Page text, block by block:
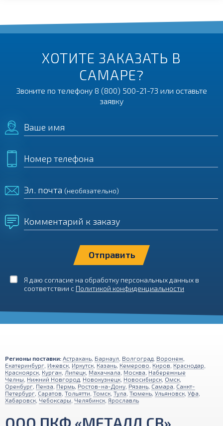
ХОТИТЕ ЗАКАЗАТЬ В
САМАРЕ?
Звоните по телефону 8 (800) 500-21-73 или оставьте
заявку
Ваше имя
Номер телефона
Эл. почта (необязательно)
Комментарий к заказу
Я даю согласие на обработку персональных данных в
соответствии с Политикой конфиденциальности
Регионы поставки: Астрахань Барнаул Волгоград Воронеж
Екатеринбург Ижевск Иркутск Казань Кемерово Киров Краснодар
Красноярск Курган Липецк Махачкала Москва Набережные
Челны Нижний Новгород Новокузнецк Новосибирск Омск
Оренбург Пенза Пермь Ростов-на-Дону Рязань Самара Санкт-
Петербург Саратов Тольятти Томск Тула Тюмень Ульяновск Уфа
Хабаровск Чебоксары Челябинск Ярославль